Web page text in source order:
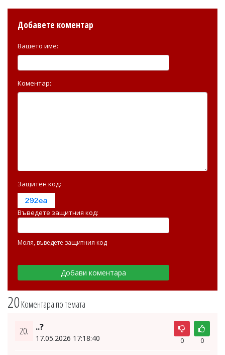
20Коментара по темата
20. ..?
17.05.2026 17:18:40 0 0
Добавете коментар
Вашето име:
Коментар:
Защитен код:
Въведете защитния код:
Моля, въведете защитния код